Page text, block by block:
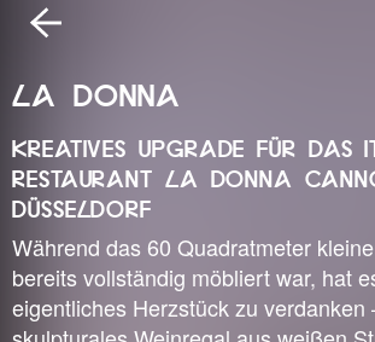
LA DONNA
KREATIVES UPGRADE FÜR DAS
RESTAURANT LA DONNA
DÜSSELDORF
Während das 60 Quadratmeter
bereits vollständig möbliert war, hat
eigentliches Herzstück zu verdanken